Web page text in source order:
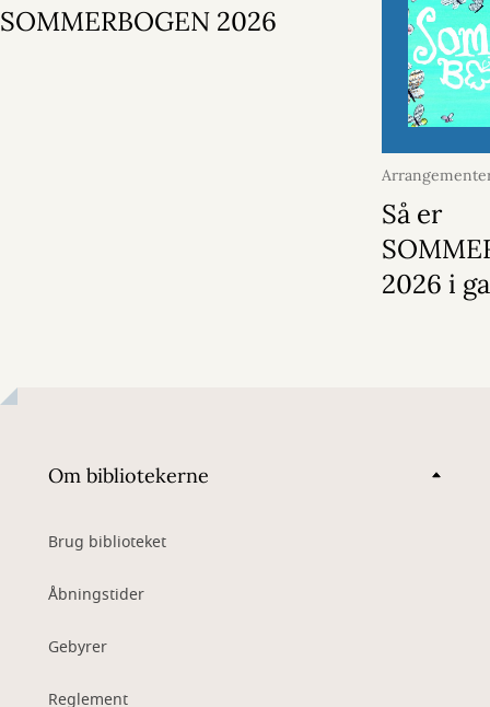
SOMMERBOGEN 2026
juni 2026
Så er
2026 i
Om bibliotekerne
Brug biblioteket
Åbningstider
Gebyrer
Reglement